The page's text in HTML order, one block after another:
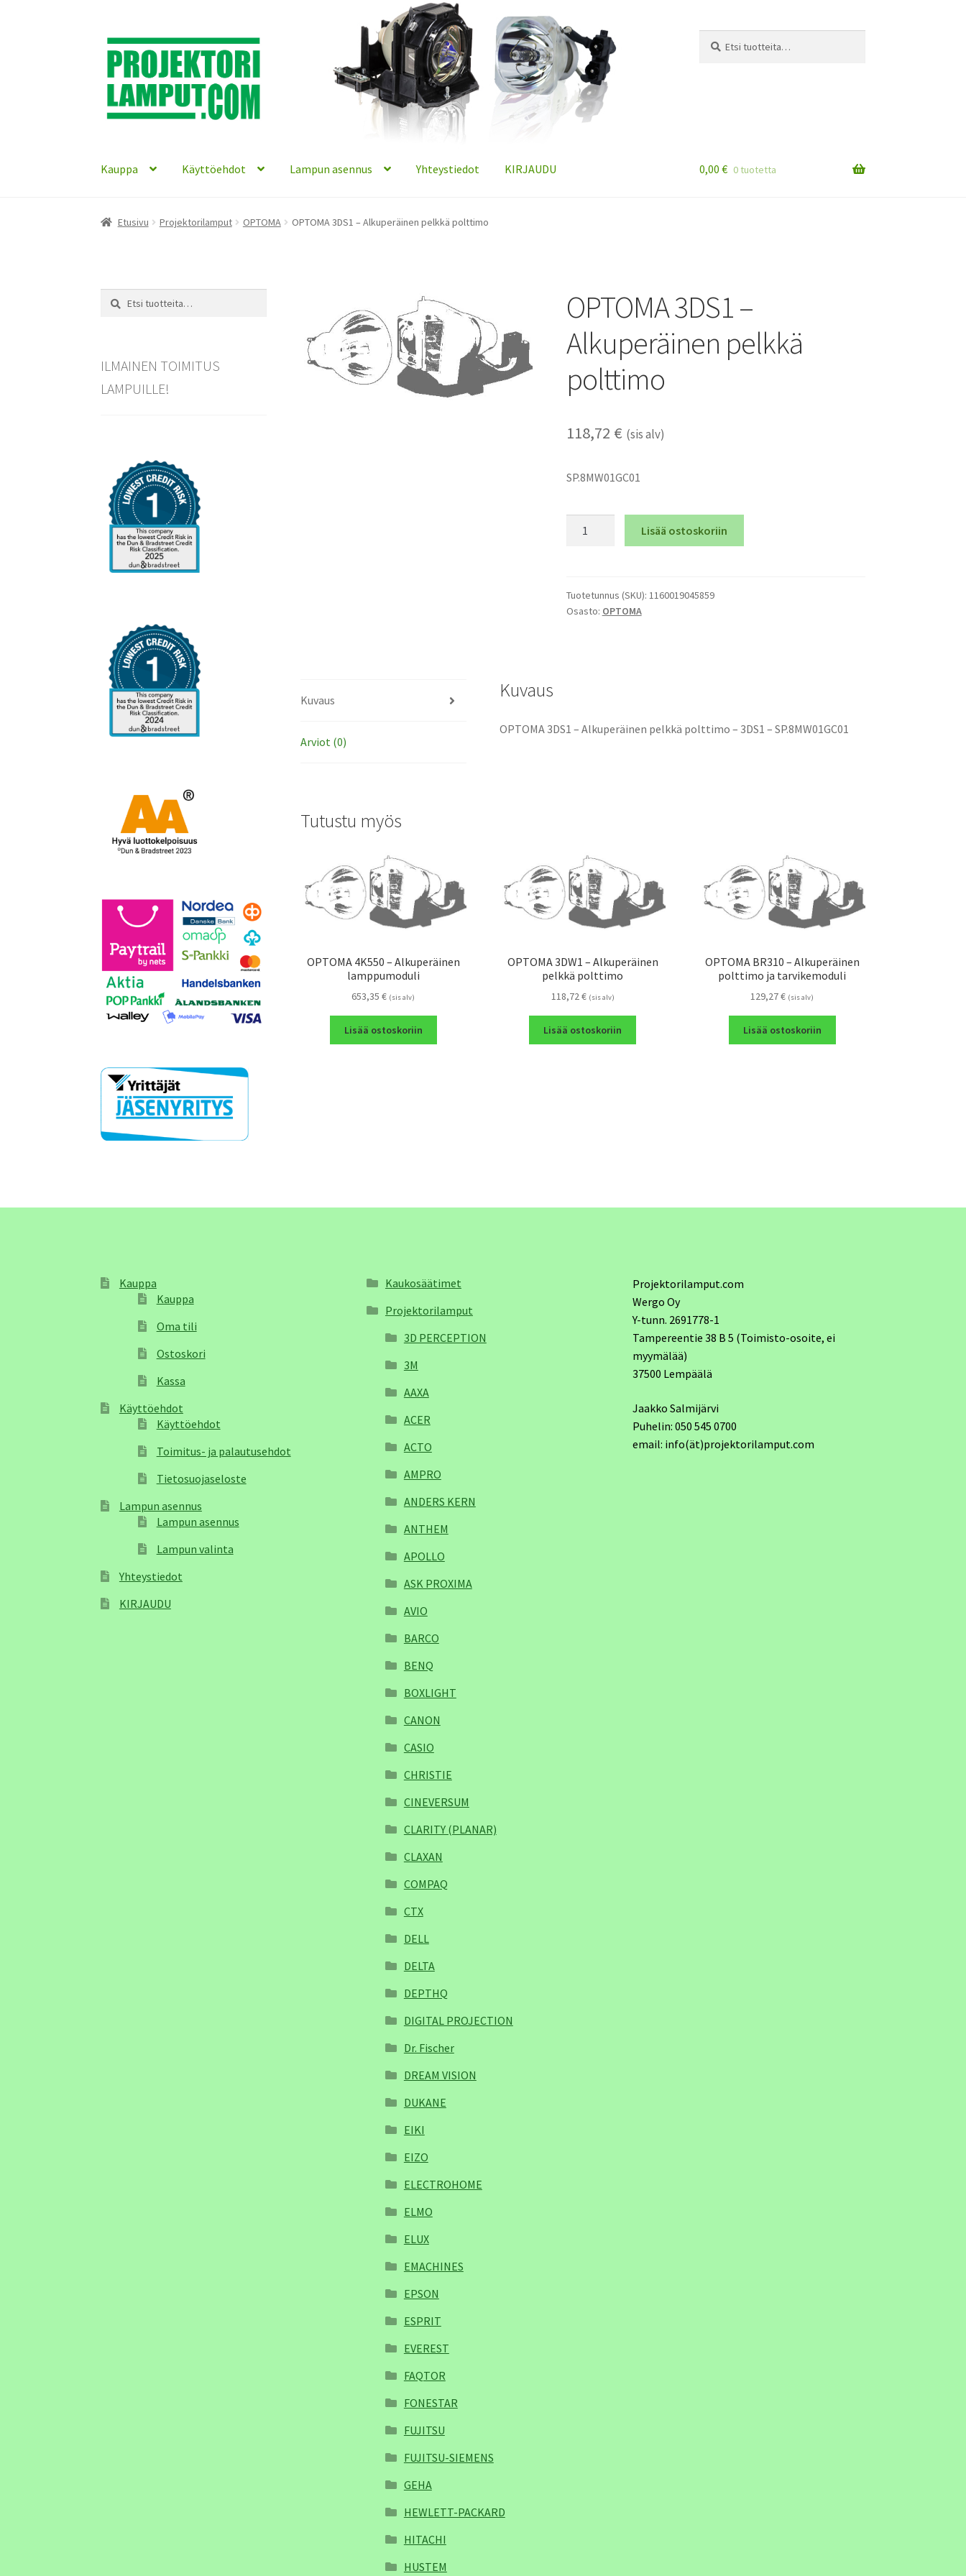
Siirry
navigointiin
Siirry
sisältöön
Kauppa Käyttöehdot Lampun asennus Yhteystiedot KIRJAUDU 0,00 € 0 tuotetta
Etusivu Projektorilamput OPTOMA OPTOMA 3DS1 – Alkuperäinen pelkkä polttimo
OPTOMA 3DS1 –
Alkuperäinen pelkkä
polttimo
118,72 € (sis alv)
SP.8MW01GC01
pelkkä
polttimo
Lisää ostoskoriin
Tuotetunnus (SKU): 1160019045859
Osasto: OPTOMA
Kuvaus
Arviot (0)
Kuvaus
OPTOMA 3DS1 – Alkuperäinen pelkkä polttimo – 3DS1 – SP.8MW01GC01
Tutustu myös
OPTOMA 4K550 – Alkuperäinen
lamppumoduli
653,35€ (sis alv)
Lisää ostoskoriin
OPTOMA 3DW1 – Alkuperäinen
pelkkä polttimo
118,72€ (sis alv)
Lisää ostoskoriin
OPTOMA BR310 – Alkuperäinen
polttimo ja tarvikemoduli
129,27€ (sis alv)
Lisää ostoskoriin
Etsi:
Haku
ILMAINEN TOIMITUS
LAMPUILLE!
Kauppa
Kauppa
Oma tili
Ostoskori
Kassa
Käyttöehdot
Käyttöehdot
Toimitus- ja palautusehdot
Tietosuojaseloste
Lampun asennus
Lampun asennus
Lampun valinta
Yhteystiedot
KIRJAUDU
Kaukosäätimet
Projektorilamput
3D PERCEPTION
3M
AAXA
ACER
ACTO
AMPRO
ANDERS KERN
ANTHEM
APOLLO
ASK PROXIMA
AVIO
BARCO
BENQ
BOXLIGHT
CANON
CASIO
CHRISTIE
CINEVERSUM
CLARITY (PLANAR)
CLAXAN
COMPAQ
CTX
DELL
DELTA
DEPTHQ
DIGITAL PROJECTION
Dr. Fischer
DREAM VISION
DUKANE
EIKI
EIZO
ELECTROHOME
ELMO
ELUX
EMACHINES
EPSON
ESPRIT
EVEREST
FAQTOR
FONESTAR
FUJITSU
FUJITSU-SIEMENS
GEHA
HEWLETT-PACKARD
HITACHI
HUSTEM
Projektorilamput.com
Wergo Oy
Y-tunn. 2691778-1
Tampereentie 38 B 5 (Toimisto-osoite, ei
myymälää)
37500 Lempäälä
Jaakko Salmijärvi
Puhelin: 050 545 0700
email: info(ät)projektorilamput.com